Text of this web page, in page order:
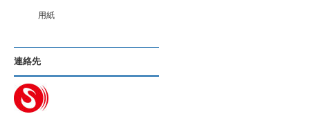
用紙
連絡先